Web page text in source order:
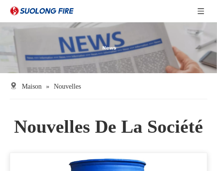
Maison » Nouvelles
Nouvelles De La Société